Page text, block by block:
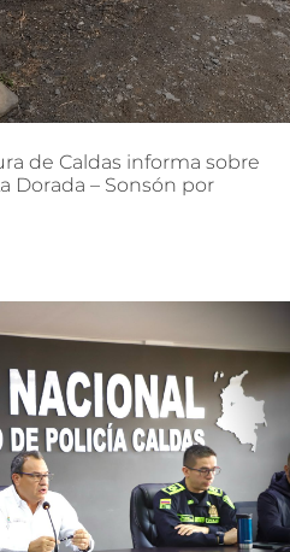
de Caldas informa sobre
Dorada – Sonsón por